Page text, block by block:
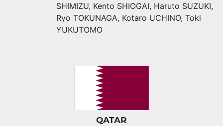
SHIMIZU, Kento SHIOGAI, Haruto SUZUKI,
Ryo TOKUNAGA, Kotaro UCHINO, Toki
YUKUTOMO
QATAR